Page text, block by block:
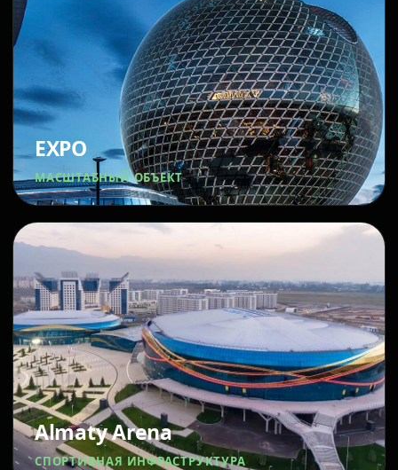
EXPO
МАСШТАБНЫЙ ОБЪЕКТ
Almaty Arena
СПОРТИВНАЯ ИНФРАСТРУКТУРА